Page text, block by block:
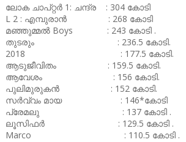
ലോക ചാപ്റ്റർ 1: ചന്ദ്ര : 304 കോടി
L 2 : എമ്പുരാൻ : 268 കോടി
മഞ്ഞുമ്മൽ Boys : 243 കോടി .
തുടരും : 236.5 കോടി.
2018 : 177.5 കോടി.
ആടുജീവിതം : 159.5 കോടി.
ആവേശം : 156 കോടി.
പുലിമുരുകൻ : 152 കോടി.
സർവ്വം മായ : 146*കോടി
പ്രേമലു : 137 കോടി .
ലൂസിഫർ : 129.5 കോടി .
Marco : 110.5 കോടി .